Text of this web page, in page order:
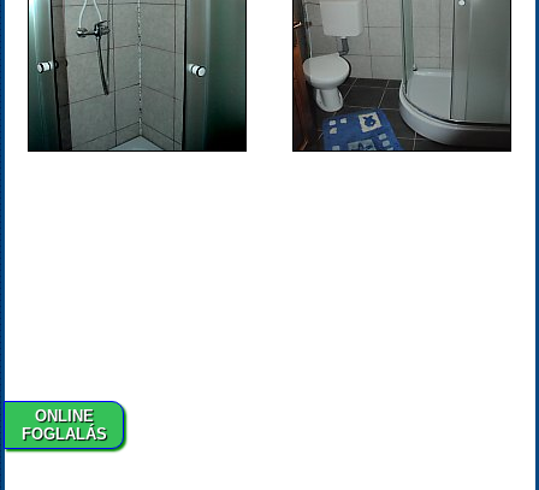
ONLINE
FOGLALÁS